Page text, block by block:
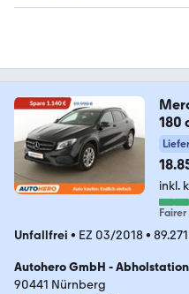
180
inkl.
Fairer
Unfallfrei • EZ 03/2018•
Autohero GmbH -
90441 Nürnberg